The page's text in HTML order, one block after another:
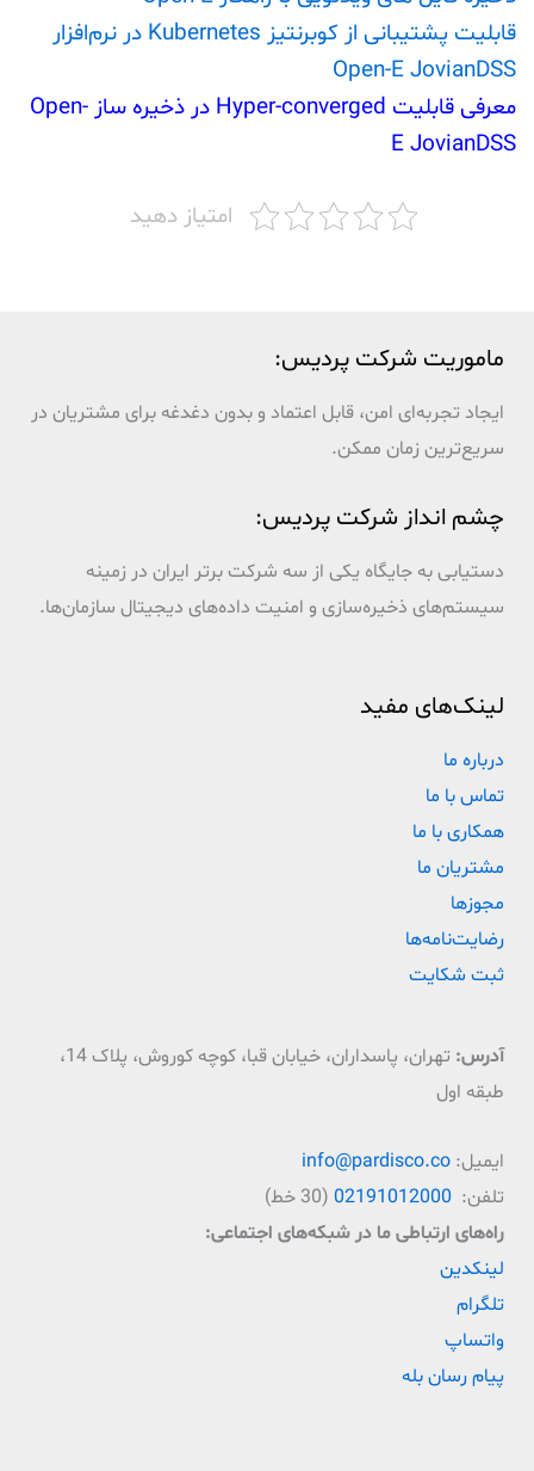
قابلیت پشتیبانی از کوبرنتیز Kubernetes در نرم‌افزار
Open-E JovianDSS
معرفی قابلیت Hyper-converged در ذخیره ساز Open-
E JovianDSS
امتیاز دهید
ماموریت شرکت پردیس:
ایجاد تجربه‌ای امن، قابل اعتماد و بدون دغدغه برای مشتریان در
سریع‌ترین زمان ممکن.
چشم انداز شرکت پردیس:
دستیابی به جایگاه یکی از سه شرکت برتر ایران در زمینه
سیستم‌های ذخیره‌سازی و امنیت داده‌های دیجیتال سازمان‌ها.
لینک‌های مفید
درباره ما
تماس با ما
همکاری با ما
مشتریان ما
مجوزها
رضایت‌نامه‌ها
ثبت شکایت
آدرس:
تهران، پاسداران، خیابان قبا، کوچه کوروش، پلاک 14،
طبقه اول
ایمیل: info@pardisco.co
تلفن: 02191012000 (30 خط)
راه‌‌های ارتباطی ما در شبکه‌های اجتماعی:
لینکدین
تلگرام
واتساپ
پیام رسان بله